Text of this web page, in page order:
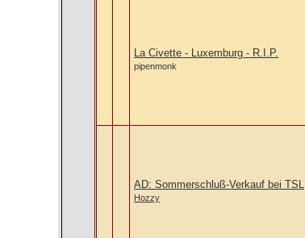
La Civette - Luxemburg - R.I.P.
pipenmonk
AD: Sommerschluß-Verkauf bei TSL
Hozzy